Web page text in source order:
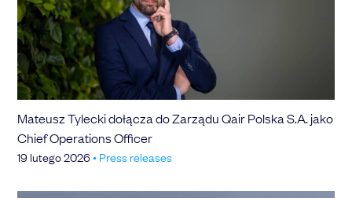
Mateusz Tylecki dołącza do Zarządu Qair Polska S.A. jako
Chief Operations Officer
19 lutego 2026• Press releases